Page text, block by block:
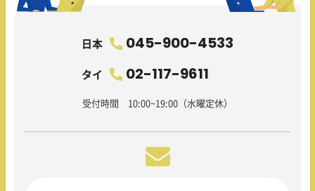
日本 045-900-4533
タイ 02-117-9611
受付時間 10:00~19:00（水曜定休）